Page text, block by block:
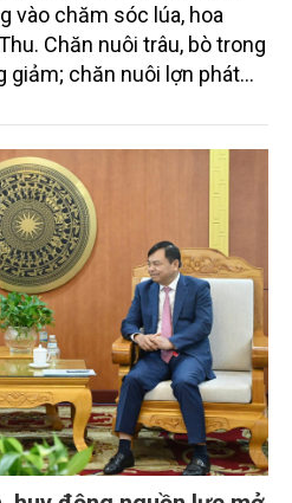
vào chăm sóc lúa, hoa
Chăn nuôi trâu, bò trong
giảm; chăn nuôi lợn phát
trồng mới và sản lượng